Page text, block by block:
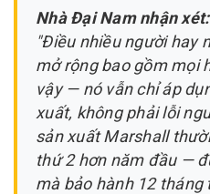
Nhà Đại Nam nhận xét:
"Điều nhiều người hay
mở rộng bao gồm mọi
vậy — nó vẫn chỉ áp
xuất, không phải lỗi
sản xuất Marshall
thứ 2 hơn năm đầu —
mà bảo hành 12